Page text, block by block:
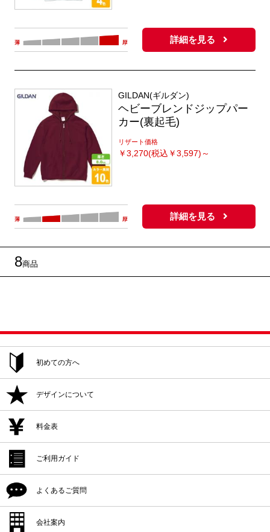
詳細を見る
GILDAN(ギルダン)
ヘビーブレンドジップパー
カー(裏起毛)
リザート価格
￥3,270(税込￥3,597)～
詳細を見る
8商品
初めての方へ
ご注文方法
追加注文・再注文
デザインについて
デザイン作成
デザイン入稿
プリント方法
料金表
デザイン作成
デザイン入稿
プリント方法
ご利用ガイド
シルクプリント料金
インクジェットプリント料金
よくあるご質問
配送・納期
会社案内